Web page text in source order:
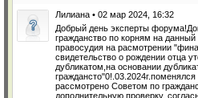
Лилиана • 02 мар 2024, 16:32
Добрый день эксперты
гражданство по корням на
правосудия на расмотрении
свидетельство о рождении отца
дубликатом,на основании
рассмотрено Советом по
дополнительную проверку,